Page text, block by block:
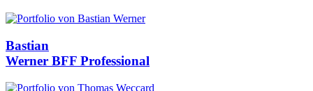
Bastian
Werner BFF Professional